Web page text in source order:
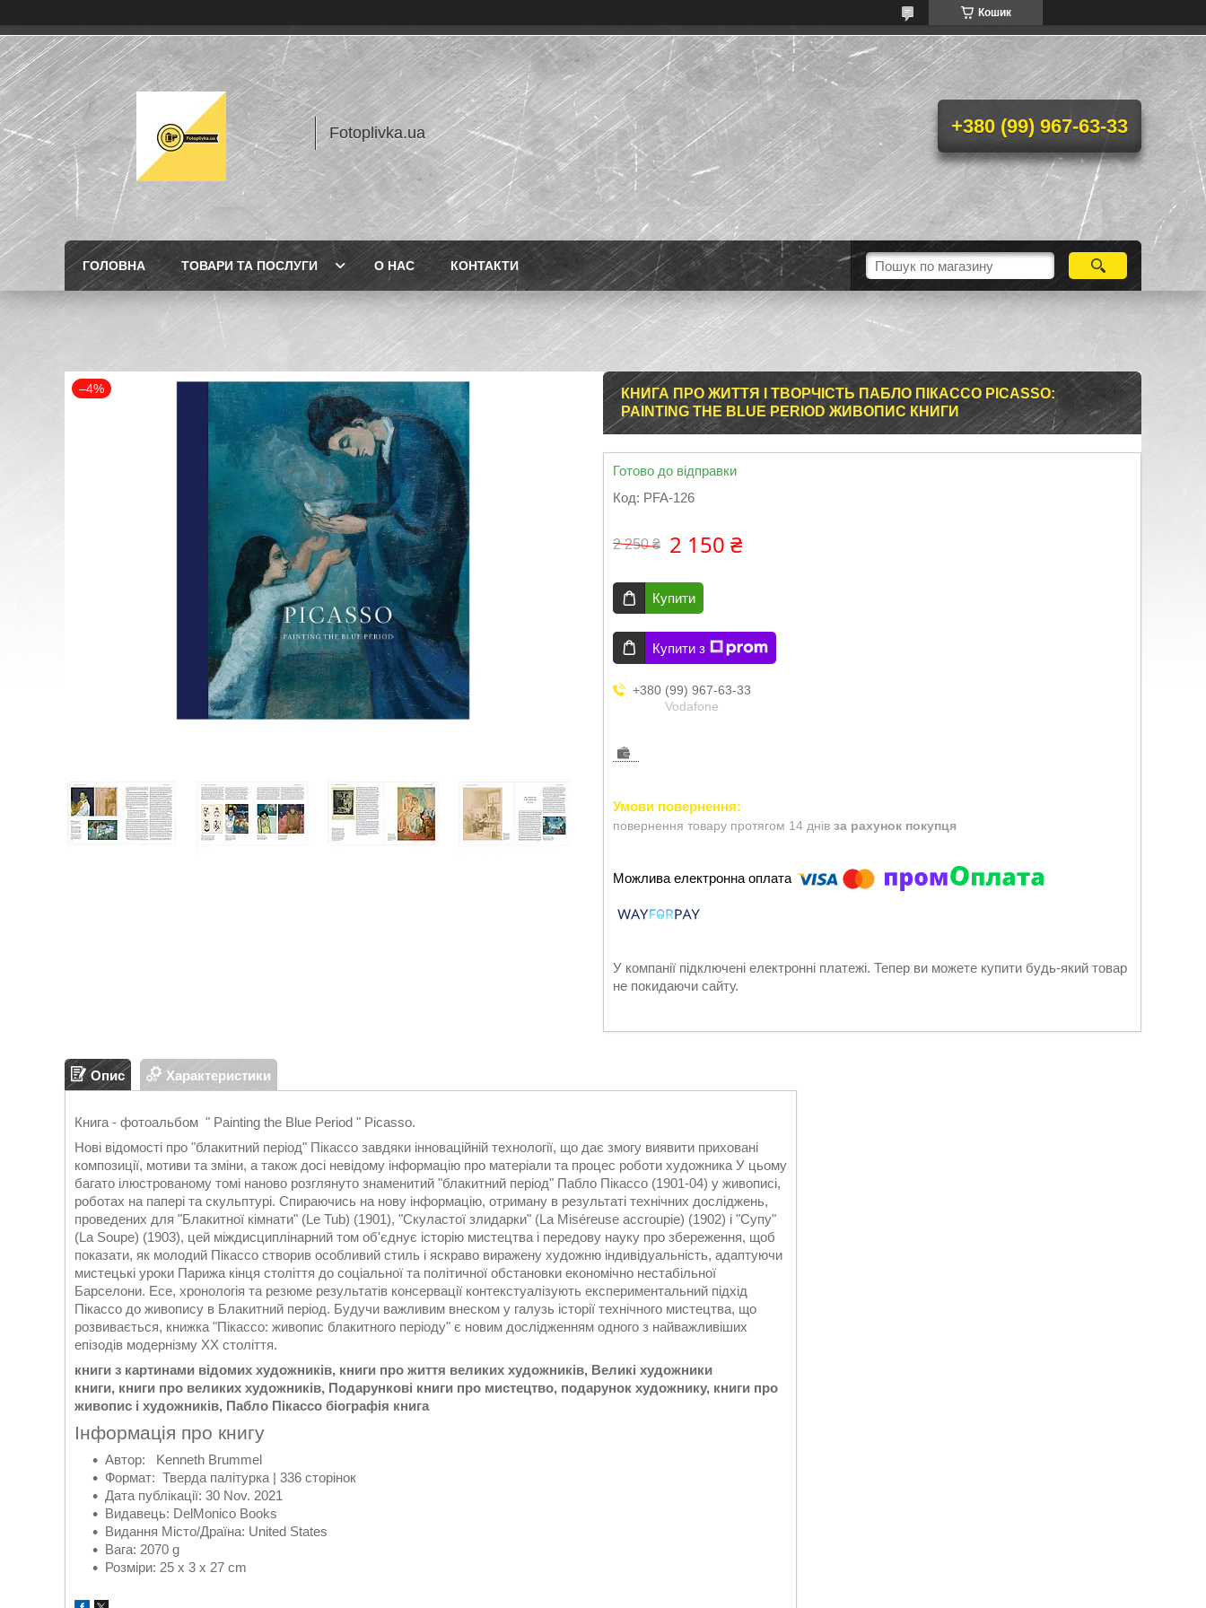
Кошик
Fotoplivka.ua +380 (99) 967-63-33
ГОЛОВНА ТОВАРИ ТА ПОСЛУГИ О НАС КОНТАКТИ
–4%
КНИГА ПРО ЖИТТЯ І ТВОРЧІСТЬ ПАБЛО ПІКАССО PICASSO:
PAINTING THE BLUE PERIOD ЖИВОПИС КНИГИ
Готово до відправки
Код: PFA-126
2 250 ₴ 2 150 ₴
Купити
Купити з
+380 (99) 967-63-33
Vodafone
повернення товару протягом 14 днів за рахунок покупця
У компанії підключені електронні платежі. Тепер ви можете купити будь-який товар
не покидаючи сайту.
Опис Характеристики
Книга - фотоальбом " Painting the Blue Period " Picasso.
Нові відомості про "блакитний період" Пікассо завдяки інноваційній технології, що дає змогу виявити приховані
композиції, мотиви та зміни, а також досі невідому інформацію про матеріали та процес роботи художника У цьому
багато ілюстрованому томі наново розглянуто знаменитий "блакитний період" Пабло Пікассо (1901-04) у живописі,
роботах на папері та скульптурі. Спираючись на нову інформацію, отриману в результаті технічних досліджень,
проведених для "Блакитної кімнати" (Le Tub) (1901), "Скуластої злидарки" (La Miséreuse accroupie) (1902) і "Супу"
(La Soupe) (1903), цей міждисциплінарний том об'єднує історію мистецтва і передову науку про збереження, щоб
показати, як молодий Пікассо створив особливий стиль і яскраво виражену художню індивідуальність, адаптуючи
мистецькі уроки Парижа кінця століття до соціальної та політичної обстановки економічно нестабільної
Барселони. Есе, хронологія та резюме результатів консервації контекстуалізують експериментальний підхід
Пікассо до живопису в Блакитний період. Будучи важливим внеском у галузь історії технічного мистецтва, що
розвивається, книжка "Пікассо: живопис блакитного періоду" є новим дослідженням одного з найважливіших
епізодів модернізму XX століття.
книги з картинами відомих художників, книги про життя великих художників, Великі художники
книги, книги про великих художників, Подарункові книги про мистецтво, подарунок художнику, книги про
живопис і художників, Пабло Пікассо біографія книга
Інформація про книгу
Автор: Kenneth Brummel
Формат: Тверда палітурка | 336 сторінок
Дата публікації: 30 Nov. 2021
Видавець: DelMonico Books
Видання Місто/Драїна: United States
Вага: 2070 g
Розміри: 25 x 3 x 27 cm